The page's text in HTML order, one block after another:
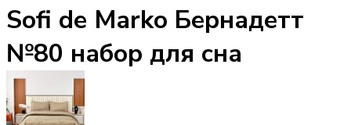
Sofi de Marko Бернадетт
№80 набор для сна